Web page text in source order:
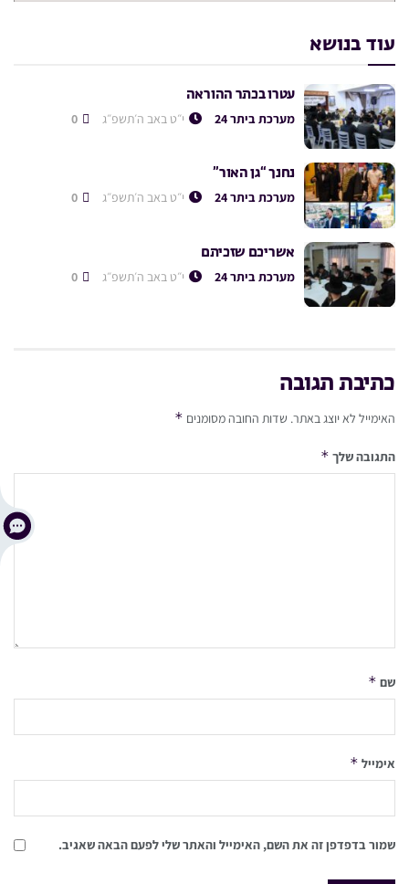
עוד בנושא
עטרו בכתר ההוראה
מערכת ביתר 24 י״ט באב ה׳תשפ״ג
נחנך “גן האור”
מערכת ביתר 24 י״ט באב ה׳תשפ״ג
אשריכם שזכיתם
מערכת ביתר 24 י״ט באב ה׳תשפ״ג
כתיבת תגובה
האימייל לא יוצג באתר. שדות החובה מסומנים *
התגובה שלך *
שם *
אימייל *
שמור בדפדפן זה את השם, האימייל והאתר שלי לפעם הבאה שאגיב.